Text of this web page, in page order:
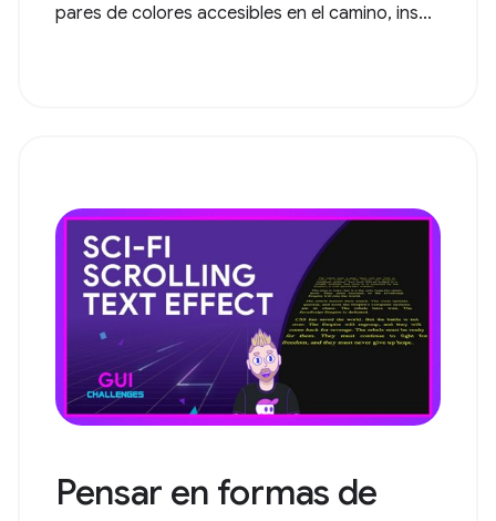
pares de colores accesibles en el camino, ins...
Pensar en formas de